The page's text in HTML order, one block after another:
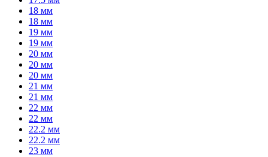
18 мм
18 мм
19 мм
19 мм
20 мм
20 мм
20 мм
21 мм
21 мм
22 мм
22 мм
22.2 мм
22.2 мм
23 мм